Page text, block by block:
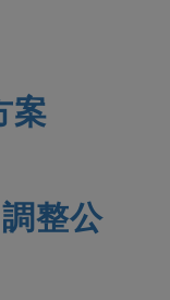
案
整公